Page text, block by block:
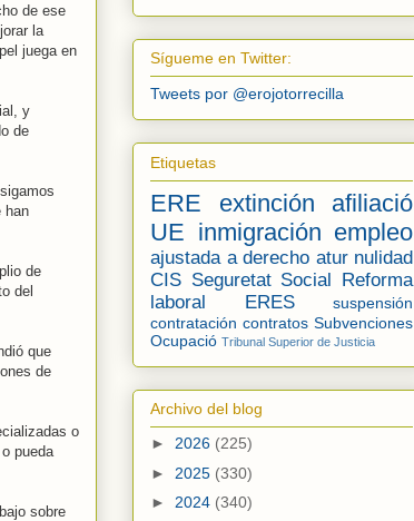
de ese
la
juega en
y
de
han
de
del
que
de
o
pueda
sobre
Sígueme en Twitter:
Tweets por @erojotorrecilla
Etiquetas
ERE extinción
afiliació
UE inmigración empleo
ajustada a derecho atur nulidad
CIS Seguretat Social Reforma
laboral
ERES
suspensión
contratación contratos Subvenciones
Ocupació Tribunal Superior de Justicia
Archivo del blog
► 2026 (225)
► 2025 (330)
► 2024 (340)